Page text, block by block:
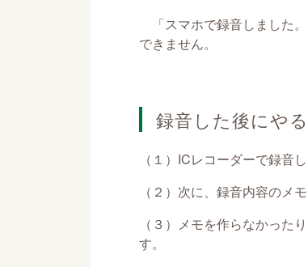
「スマホで録音しました
できません。
録音した後にや
（１）ICレコーダーで録音
（２）次に、録音内容のメ
（３）メモを作らなかった
す。